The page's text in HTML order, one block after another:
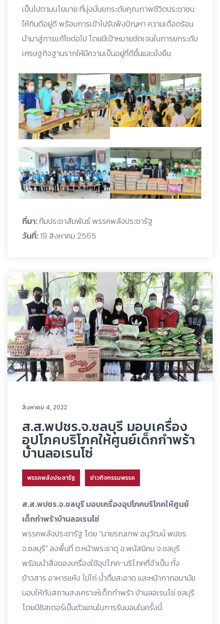
เป็นไปตามนโยบาย ที่มุ่งมั่นยกระดับคุณภาพชีวิตประชาชน
ให้กินดีอยู่ดี พร้อมการเข้าไปรับฟังปัญหา ความเดือดร้อน
นำมาสู่การแก้ไขต่อไป โดยมีเป้าหมายชัดเจนในการยกระดับ
เศรษฐกิจฐานรากให้มีความเป็นอยู่ที่ดีขึ้นและยั่งยืน
ที่มา:ทีมประชาสัมพันธ์ พรรคพลังประชารัฐ
วันที่:19 สิงหาคม 2565
สิงหาคม 4, 2022
ส.ส.พปชร.จ.ชลบุรี มอบเครื่อง
อุปโภคบริโภคให้ศูนย์เด็กกำพร้า
บ้านลอเรนโซ่
พรรคพลังประชารัฐ ข่าวกิจกรรมพรรค
ส.ส.พปชร.จ.ชลบุรี มอบเครื่องอุปโภคบริโภคให้ศูนย์
เด็กกำพร้าบ้านลอเรนโซ่
พรรคพลังประชารัฐ โดย “นายรณเทพ อนุวัฒน์ พปชร.
จ.ชลบุรี” ลงพื้นที่ ต.หน้าพระธาตุ อ.พนัสนิคม จ.ชลบุรี
พร้อมนำสิ่งของเครื่องใช้อุปโภค-บริโภคที่จำเป็น ทั้ง
ข้าวสาร อาหารแห้ง ไข่ไก่ น้ำดื่มสะอาด และหน้ากากอนามัย
มอบให้กับสถานสงเคราะห์เด็กกำพร้า บ้านลอเรนโซ่ ชลบุรี
โดยมีซิสเตอร์เป็นตัวแทนในการรับมอบในครั้งนี้